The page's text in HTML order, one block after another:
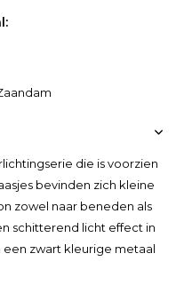
die is voorzien
bevinden zich kleine
zowel naar beneden als
schitterend licht effect in
een zwart kleurige metaal